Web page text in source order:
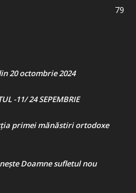
79
20 octombrie 2024
-11/ 24 SEPEMBRIE
primei mănăstiri ortodoxe
Doamne sufletul nou